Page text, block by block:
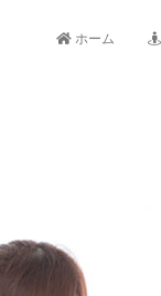
ホーム